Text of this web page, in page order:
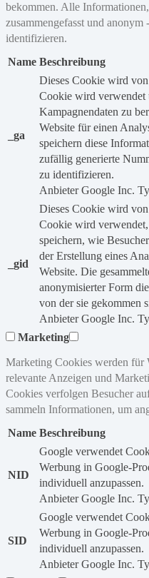
bekommen. Alle
zusammengefasst und
identifizieren.
Name Beschreibung
_ga
Dieses Cookie wird
Cookie wird verwendet
Kampagnendaten zu
Website für einen
speichern diese
zufällig generierte
zu identifizieren.
Anbieter Google Inc.
_gid
Dieses Cookie wird
Cookie wird
speichern, wie
der Erstellung eines
Website. Die
anonymisierter Form
von der sie gekommen
Anbieter Google Inc.
Marketing
Marketing Cookies werden für
relevante Anzeigen und
Cookies verfolgen Besucher
sammeln Informationen, um
Name Beschreibung
NID
Google verwendet
Werbung in Google-
individuell anzupassen.
Anbieter Google Inc.
SID
Google verwendet
Werbung in Google-
individuell anzupassen.
Anbieter Google Inc.